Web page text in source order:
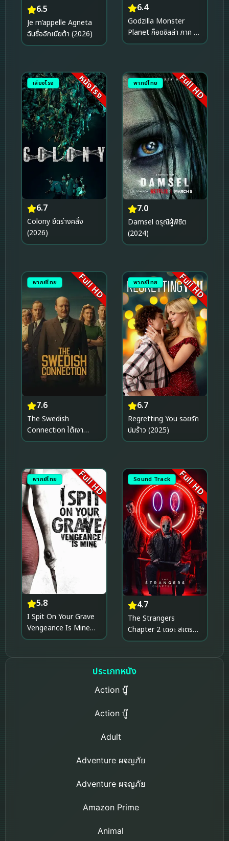
6.5
Je m’appelle Agneta
ฉันชื่ออักเนียต้า (2026)
6.4
Godzilla Monster
Planet ก็อดซิลล่า ภาค 1
(2017)
เสียงโรง หนังโรง
6.7
Colony ยึดร่างคลั่ง
(2026)
พากย์ไทย Full HD
7.0
Damsel ดรุณีผู้พิชิต
(2024)
พากย์ไทย Full HD
7.6
The Swedish
Connection ใต้เงา
สวีเดน (2026)
พากย์ไทย Full HD
6.7
Regretting You รอยรัก
ปมร้าว (2025)
พากย์ไทย Full HD
5.8
I Spit On Your Grave
Vengeance Is Mine
เดนนรกต้องตาย 3
Sound Track Full HD
4.7
The Strangers
Chapter 2 เดอะ สเตรน
เจอร์ส อำมหิตฆ่าไม่เลิก 2
ประเภทหนัง
Action บู๊
Action บู๊
Adult
Adventure ผจญภัย
Adventure ผจญภัย
Amazon Prime
Animal